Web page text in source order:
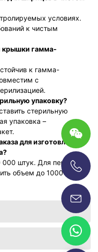
условиях.
к чистым
крышки гамма-
к гамма-
с
упаковку?
стерильную
упаковка –
для изготовления
штук. Для первых
объем до 1000-2000